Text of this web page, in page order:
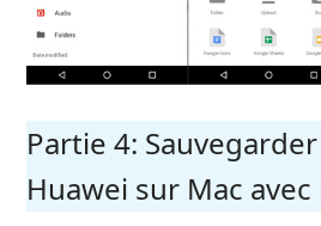
Partie 4:
Huawei sur Mac